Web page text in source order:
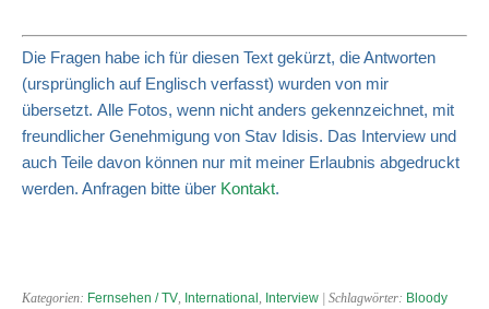
Die Fragen habe ich für diesen Text gekürzt, die Antworten
(ursprünglich auf Englisch verfasst) wurden von mir
übersetzt. Alle Fotos, wenn nicht anders gekennzeichnet, mit
freundlicher Genehmigung von Stav Idisis. Das Interview und
auch Teile davon können nur mit meiner Erlaubnis abgedruckt
werden. Anfragen bitte über Kontakt.
Kategorien: Fernsehen / TV, International , Interview | Schlagwörter: Bloody